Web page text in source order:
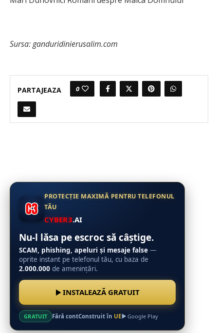
Sursa: ganduridinierusalim.com
PARTAJEAZA 0
PROTECȚIE MAXIMĂ PENTRU TELEFONUL
TĂU
CYBER3.AI
Nu-l lăsa pe escroc să câștige.
SCAM, phishing, apeluri și mesaje false —
oprite instant pe telefonul tău, cu baza de
2.000.000 de amenințări.
INSTALEAZĂ GRATUIT
GRATUIT Fără contConstruit în UE Google Play